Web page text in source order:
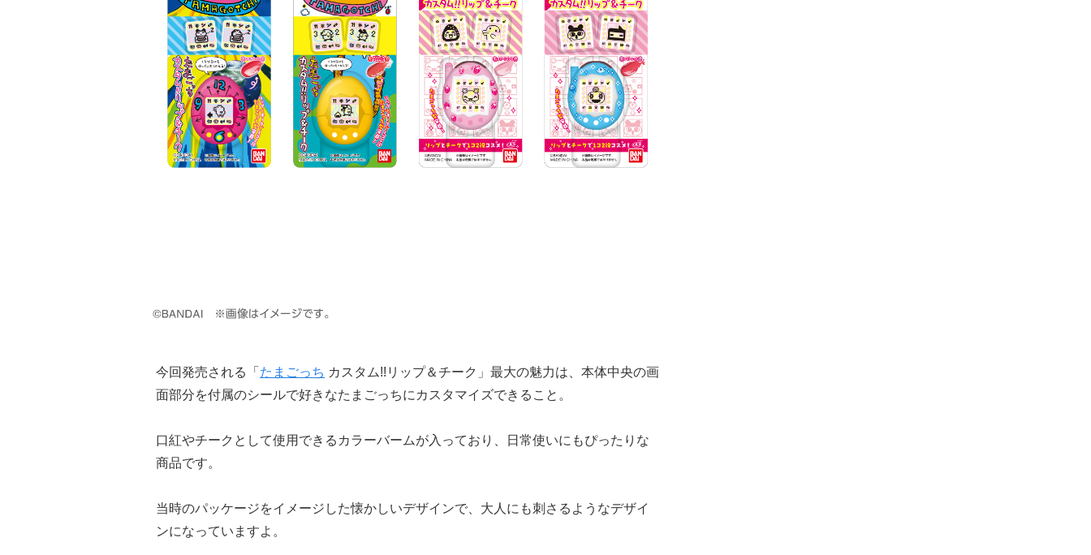
今回発売される「 たまごっち カスタム!!リップ＆チーク」最大の魅力は、本体中央の画
面部分を付属のシールで好きなたまごっちにカスタマイズできること。
口紅やチークとして使用できるカラーバームが入っており、日常使いにもぴったりな
商品です。
当時のパッケージをイメージした懐かしいデザインで、大人にも刺さるようなデザイ
ンになっていますよ。